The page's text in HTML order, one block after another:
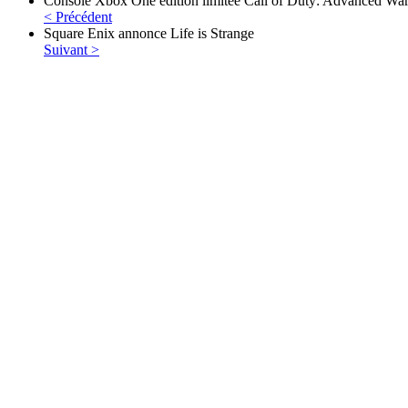
< Précédent
Square Enix annonce Life is Strange
Suivant >